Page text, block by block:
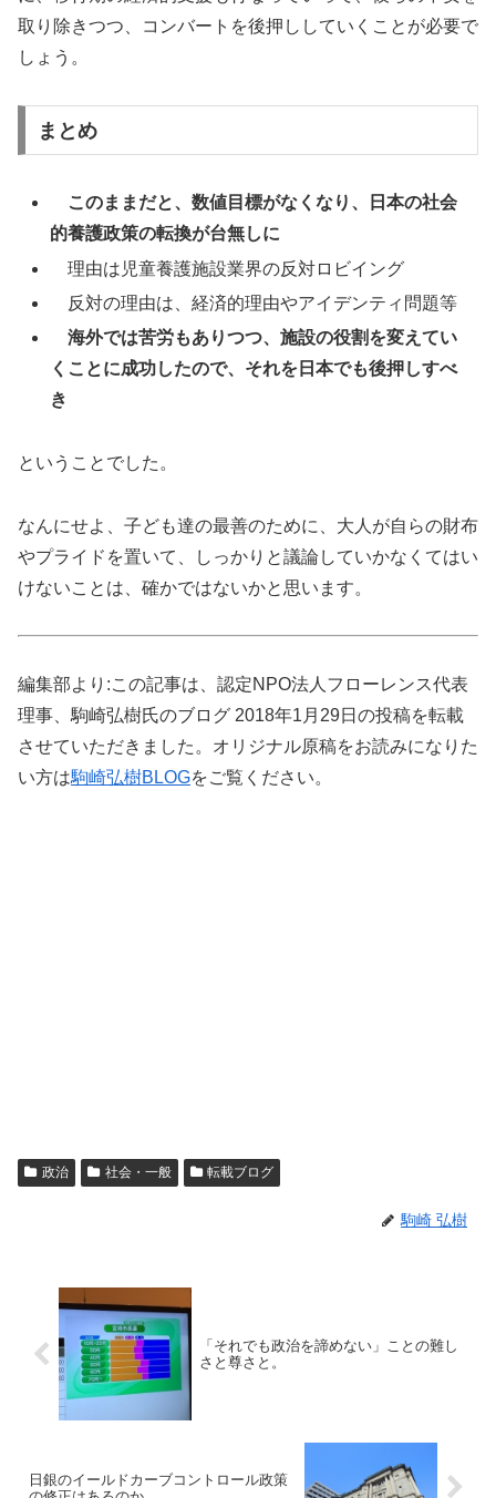
取り除きつつ、コンバートを後押ししていくことが必要で
しょう。
まとめ
このままだと、数値目標がなくなり、日本の社会
的養護政策の転換が台無しに
理由は児童養護施設業界の反対ロビイング
反対の理由は、経済的理由やアイデンティ問題等
海外では苦労もありつつ、施設の役割を変えてい
くことに成功したので、それを日本でも後押しすべ
き
ということでした。
なんにせよ、子ども達の最善のために、大人が自らの財布
やプライドを置いて、しっかりと議論していかなくてはい
けないことは、確かではないかと思います。
編集部より:この記事は、認定NPO法人フローレンス代表
理事、駒崎弘樹氏のブログ 2018年1月29日の投稿を転載
させていただきました。オリジナル原稿をお読みになりた
い方は駒崎弘樹BLOGをご覧ください。
政治 社会・一般 転載ブログ
駒崎 弘樹
「それでも政治を諦めない」ことの難し
さと尊さと。
日銀のイールドカーブコントロール政策